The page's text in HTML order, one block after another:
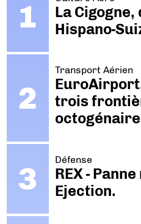
La Cigogne,
Hispano-
Transport Aérien
trois
Défense
REX -
Ejection.